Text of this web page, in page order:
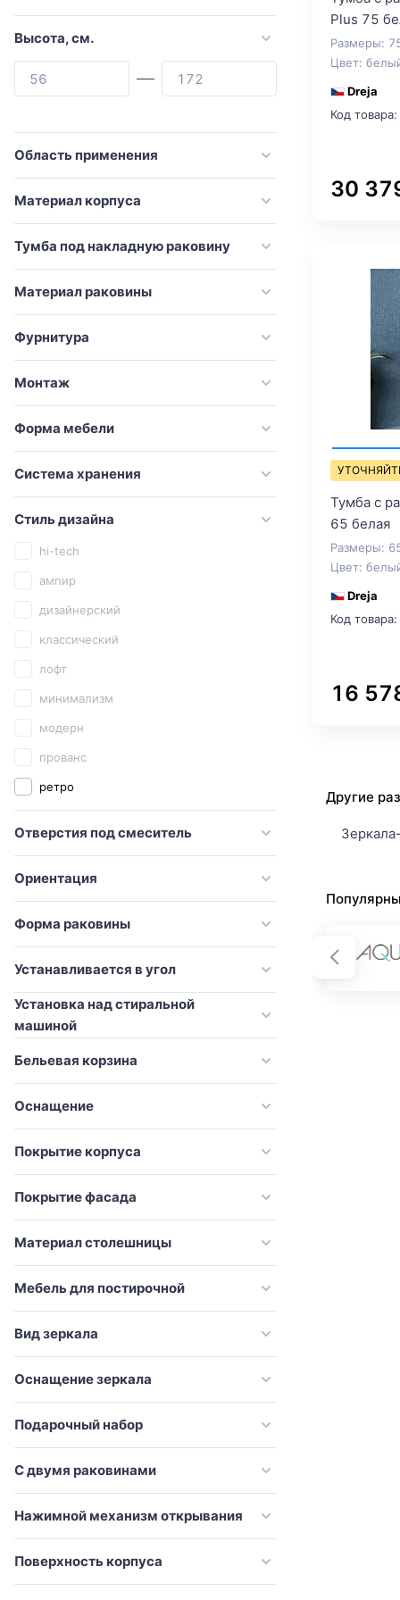
Comforty
Corozo
Damixa
Dreja
Duravit
Emco
Esbano
Evoform
Excellent
GAPPO
Geberit
Iddis
Orans
Pelipal
River
Sancos
Sanvit
Simas
Stella Polar
STWORKI
Style Line
Velvex
VitrA
Эстет
Высота, см.
Область применения
Материал корпуса
Тумба под накладную раковину
Материал раковины
Фурнитура
Монтаж
Форма мебели
Система хранения
Стиль дизайна
hi-tech
ампир
дизайнерский
классический
лофт
минимализм
модерн
прованс
ретро
традиционный
Отверстия под смеситель
Ориентация
Форма раковины
Устанавливается в угол
Установка над стиральной
машиной
Бельевая корзина
Оснащение
Покрытие корпуса
Покрытие фасада
Материал столешницы
Мебель для постирочной
Вид зеркала
Оснащение зеркала
Подарочный набор
С двумя раковинами
Нажимной механизм открывания
Поверхность корпуса
Plus 75
Размеры:
Цвет:
Dreja
Код
30
Тумба с
65 белая
Размеры:
Цвет:
Dreja
Код
16
Другие